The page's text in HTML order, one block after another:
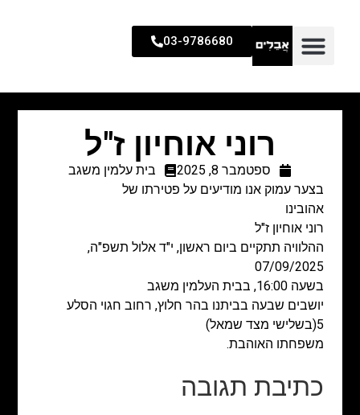
03-9786680
רוני אוחיון ז"ל
ספטמבר 8, 2025
בית עלמין משגב
בצער עמוק אנו מודיעים על פטירתו של
אהובינו
רוני אוחיון ז"ל
ההלוויה תתקיים ביום ראשון, י"ד אלול תשפ"ה,
07/09/2025
בשעה 16:00, בבית העלמין משגב
יושבים שבעה בביתנו בהר חלוץ, רחוב חגוי הסלע
5(בשלישי מצד שמאל)
משפחתו האוהבת.
כתיבת תגובה